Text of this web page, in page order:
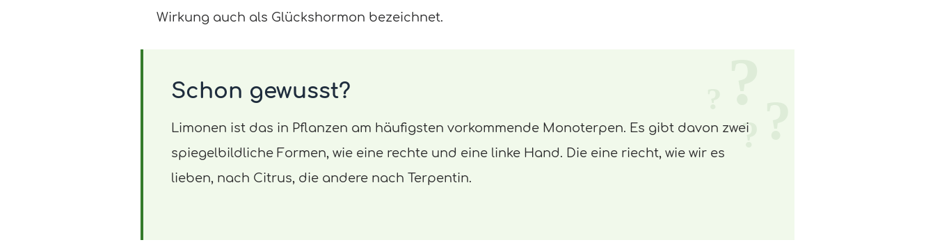
Wirkung auch als Glückshormon bezeichnet.
Schon gewusst?
Limonen ist das in Pflanzen am häufigsten vorkommende Monoterpen. Es gibt davon zwei
spiegelbildliche Formen, wie eine rechte und eine linke Hand. Die eine riecht, wie wir es
lieben, nach Citrus, die andere nach Terpentin.